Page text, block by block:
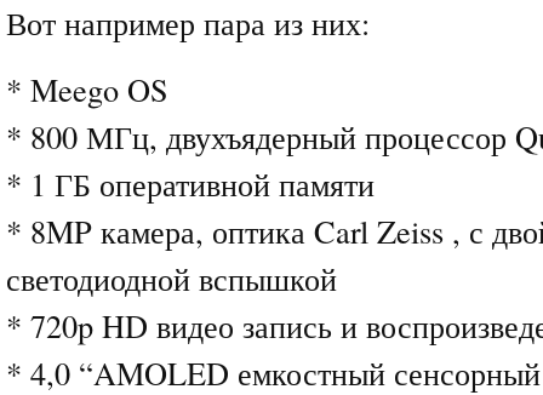
Вот например пара из них:
* Meego OS
* 800 МГц, двухъядерный процессор
* 1 ГБ оперативной памяти
* 8MP камера, оптика Carl Zeiss , с
светодиодной вспышкой
* 720p HD видео запись и
* 4,0 “AMOLED емкостный